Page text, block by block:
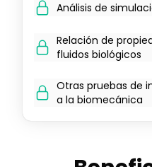
Análisis de
Relación de
fluidos biológicos
Otras pruebas de
a la biomecánica